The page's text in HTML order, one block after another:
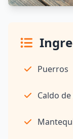
Puerros
Caldo